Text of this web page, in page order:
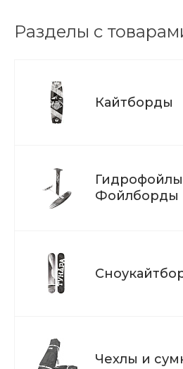
Разделы с
Кайтборды
Фойлборды
Чехлы и